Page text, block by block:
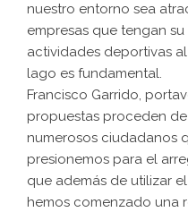
nuestro entorno sea
empresas que tengan
actividades deportivas
lago es fundamental.
Francisco Garrido,
propuestas proceden
numerosos ciudadanos
presionemos para el
que además de utilizar
hemos comenzado una